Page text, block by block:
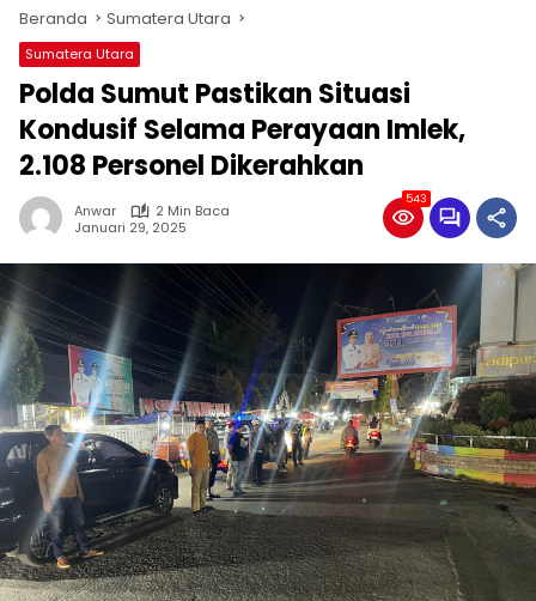
Beranda Sumatera Utara
Sumatera Utara
Polda Sumut Pastikan Situasi
Kondusif Selama Perayaan Imlek,
2.108 Personel Dikerahkan
Anwar
2 Min Baca
Januari 29, 2025
543